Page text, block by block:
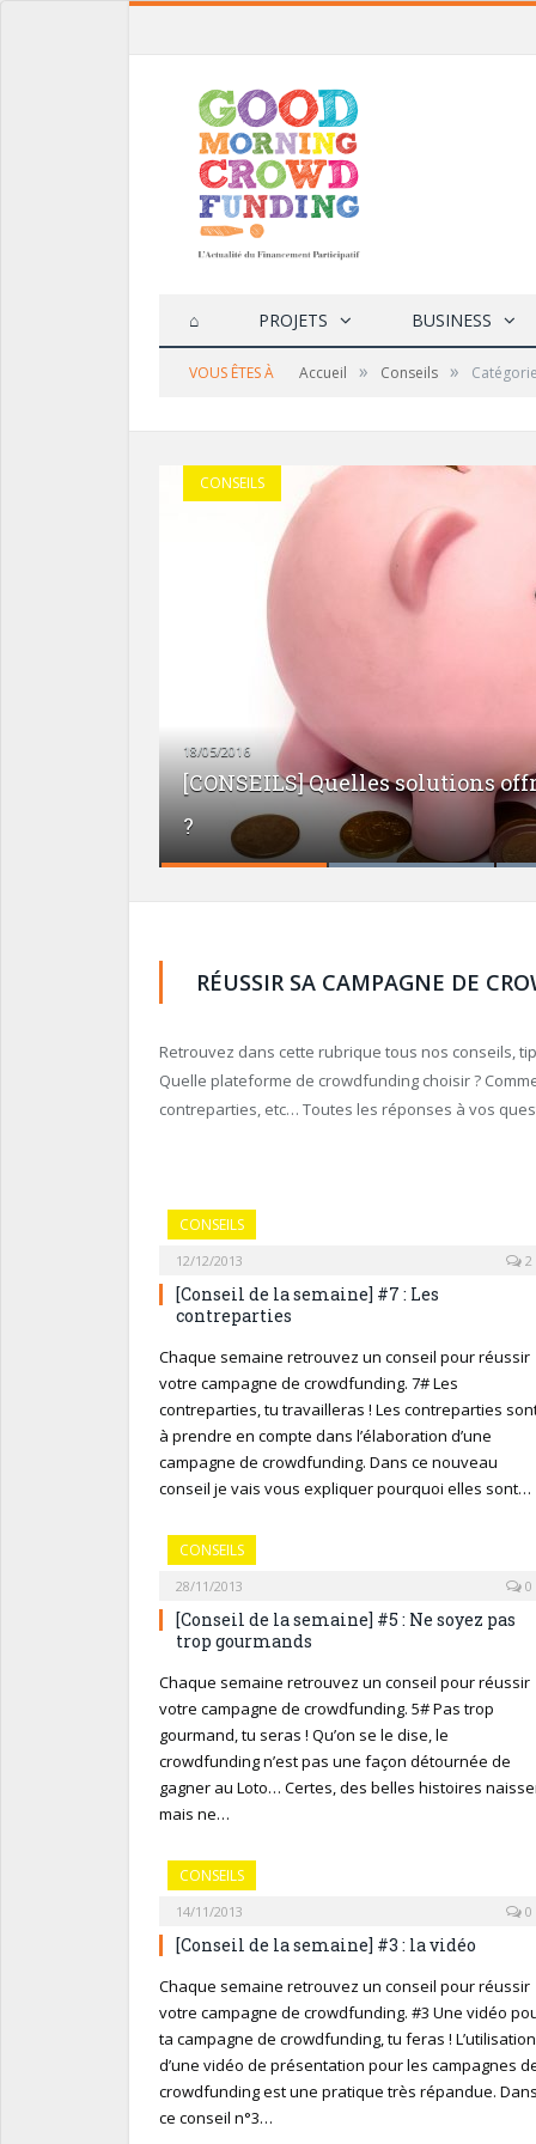
⌂ PROJETS BUSINESS
VOUS ÊTES À Accueil » Conseils »
aux porteurs de projet
10 POINTS POUR
27/04/2016
[10 POINTS POUR]
investisseurs
RÉUSSIR SA CAMPAGNE DE
Retrouvez dans cette rubrique tous nos conseils,
Quelle plateforme de crowdfunding choisir ?
contreparties, etc… Toutes les réponses à vos
CONSEILS
12/12/2013 2
[Conseil de la semaine] #7 : Les
contreparties
Chaque semaine retrouvez un conseil pour réussir
votre campagne de crowdfunding. 7# Les
contreparties, tu travailleras ! Les contreparties
à prendre en compte dans l’élaboration d’une
campagne de crowdfunding. Dans ce nouveau
conseil je vais vous expliquer pourquoi elles sont…
CONSEILS
28/11/2013 0
[Conseil de la semaine] #5 : Ne soyez pas
trop gourmands
Chaque semaine retrouvez un conseil pour réussir
votre campagne de crowdfunding. 5# Pas trop
gourmand, tu seras ! Qu’on se le dise, le
crowdfunding n’est pas une façon détournée de
gagner au Loto… Certes, des belles histoires
mais ne…
CONSEILS
14/11/2013 0
[Conseil de la semaine] #3 : la vidéo
Chaque semaine retrouvez un conseil pour réussir
votre campagne de crowdfunding. #3 Une vidéo
ta campagne de crowdfunding, tu feras ! L’utilisation
d’une vidéo de présentation pour les campagnes
crowdfunding est une pratique très répandue. Dans
ce conseil n°3…